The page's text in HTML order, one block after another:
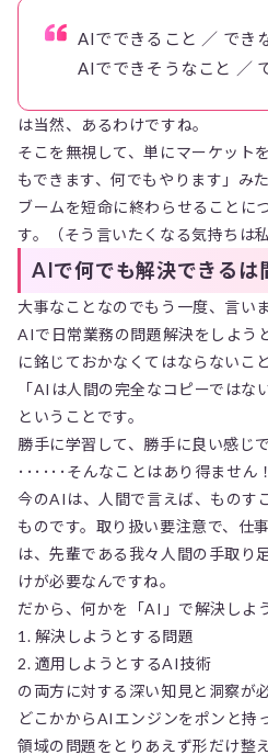
AIでできること ／ でき
AIでできそうなこと ／
は当然、あるわけですね。
そこを無視して、単にマーケット
もできます、何でもやります」み
ブームを短命に終わらせることに
す。（そう言いたくなる気持ちは
AIで何でも解決できるは
大事なことなのでもう一度、言い
AIで日常業務の問題解決をしよう
に銘じておかなくてはならないこ
「AIは人間の完全なコピーではない
ということです。
勝手に学習して、勝手に良い感じ
･･････そんなことはあり得ません
今のAIは、人間で言えば、ものす
ものです。取り扱い要注意で、仕
は、先輩である我々人間の手取り
けが必要なんですね。
だから、何かを「AI」で解決しよ
1. 解決しようとする問題
2. 適用しようとするAI技術
の両方に対する深い知見と洞察が
どこかからAIエンジンをポンと持
領域の問題をとりあえず形だけ整